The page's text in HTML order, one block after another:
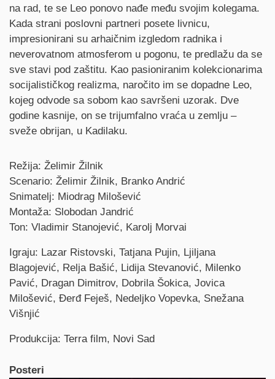
na rad, te se Leo ponovo nađe među svojim kolegama.
Kada strani poslovni partneri posete livnicu,
impresionirani su arhaičnim izgledom radnika i
neverovatnom atmosferom u pogonu, te predlažu da se
sve stavi pod zaštitu. Kao pasioniranim kolekcionarima
socijalističkog realizma, naročito im se dopadne Leo,
kojeg odvode sa sobom kao savršeni uzorak. Dve
godine kasnije, on se trijumfalno vraća u zemlju –
sveže obrijan, u Kadilaku.
Credits
Režija: Želimir Žilnik
Scenario: Želimir Žilnik, Branko Andrić
Snimatelj: Miodrag Milošević
Montaža: Slobodan Jandrić
Ton: Vladimir Stanojević, Karolj Morvai
Igraju: Lazar Ristovski, Tatjana Pujin, Ljiljana
Blagojević, Relja Bašić, Lidija Stevanović, Milenko
Pavić, Dragan Dimitrov, Dobrila Šokica, Jovica
Milošević, Đerđ Feješ, Nedeljko Vopevka, Snežana
Višnjić
Produkcija: Terra film, Novi Sad
Posteri